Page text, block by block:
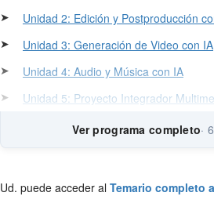
➤
Unidad 2: Edición y Postproducción
➤
Unidad 3: Generación de Video con IA
➤
Unidad 4: Audio y Música con IA
➤
Unidad 5: Proyecto Integrador
Ver programa completo·
Ud. puede acceder al Temario completo